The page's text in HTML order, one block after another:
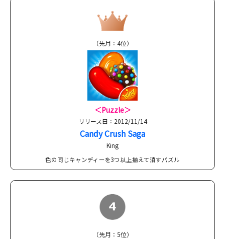
（先月：4位）
＜Puzzle＞
リリース日：2012/11/14
Candy Crush Saga
King
色の同じキャンディーを3つ以上揃えて消すパズル
（先月：5位）